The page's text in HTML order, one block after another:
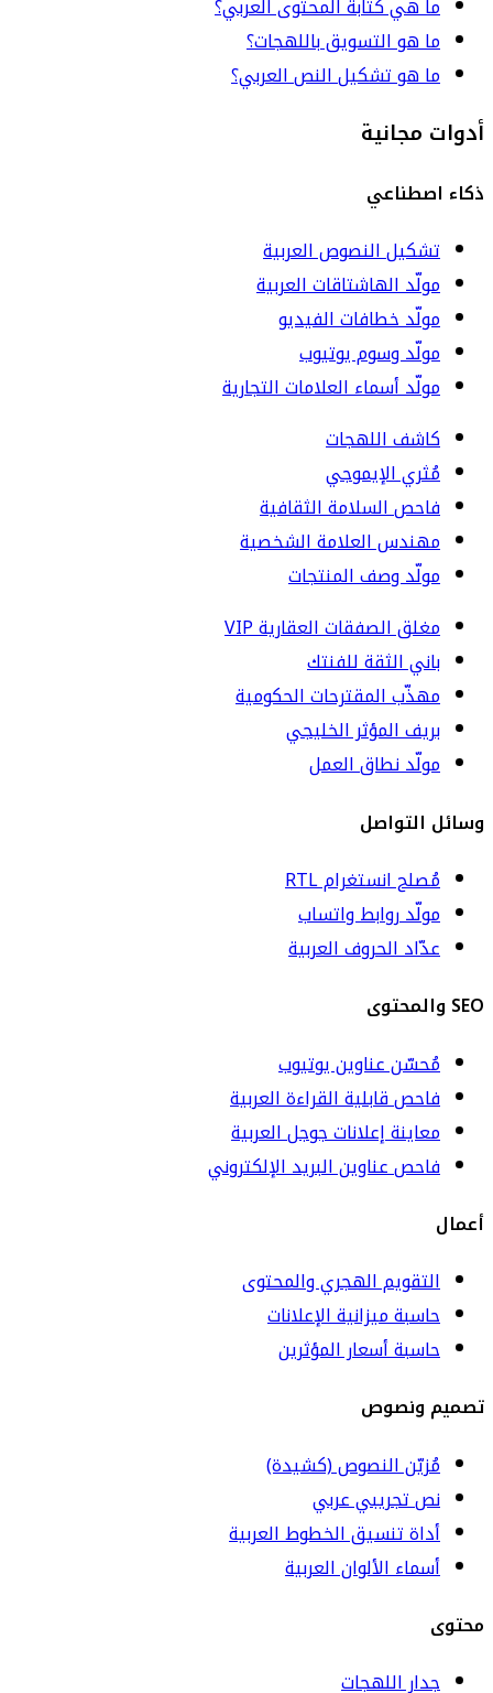
ما هي كتابة المحتوى العربي؟
ما هو التسويق باللهجات؟
ما هو تشكيل النص العربي؟
أدوات مجانية
ذكاء اصطناعي
تشكيل النصوص العربية
مولّد الهاشتاقات العربية
مولّد خطافات الفيديو
مولّد وسوم يوتيوب
مولّد أسماء العلامات التجارية
كاشف اللهجات
مُثري الإيموجي
فاحص السلامة الثقافية
مهندس العلامة الشخصية
مولّد وصف المنتجات
مغلق الصفقات العقارية VIP
باني الثقة للفنتك
مهذّب المقترحات الحكومية
بريف المؤثر الخليجي
مولّد نطاق العمل
وسائل التواصل
مُصلح انستغرام RTL
مولّد روابط واتساب
عدّاد الحروف العربية
SEO والمحتوى
مُحسّن عناوين يوتيوب
فاحص قابلية القراءة العربية
معاينة إعلانات جوجل العربية
فاحص عناوين البريد الإلكتروني
أعمال
التقويم الهجري والمحتوى
حاسبة ميزانية الإعلانات
حاسبة أسعار المؤثرين
تصميم ونصوص
مُزيّن النصوص (كشيدة)
نص تجريبي عربي
أداة تنسيق الخطوط العربية
أسماء الألوان العربية
محتوى
جدار اللهجات